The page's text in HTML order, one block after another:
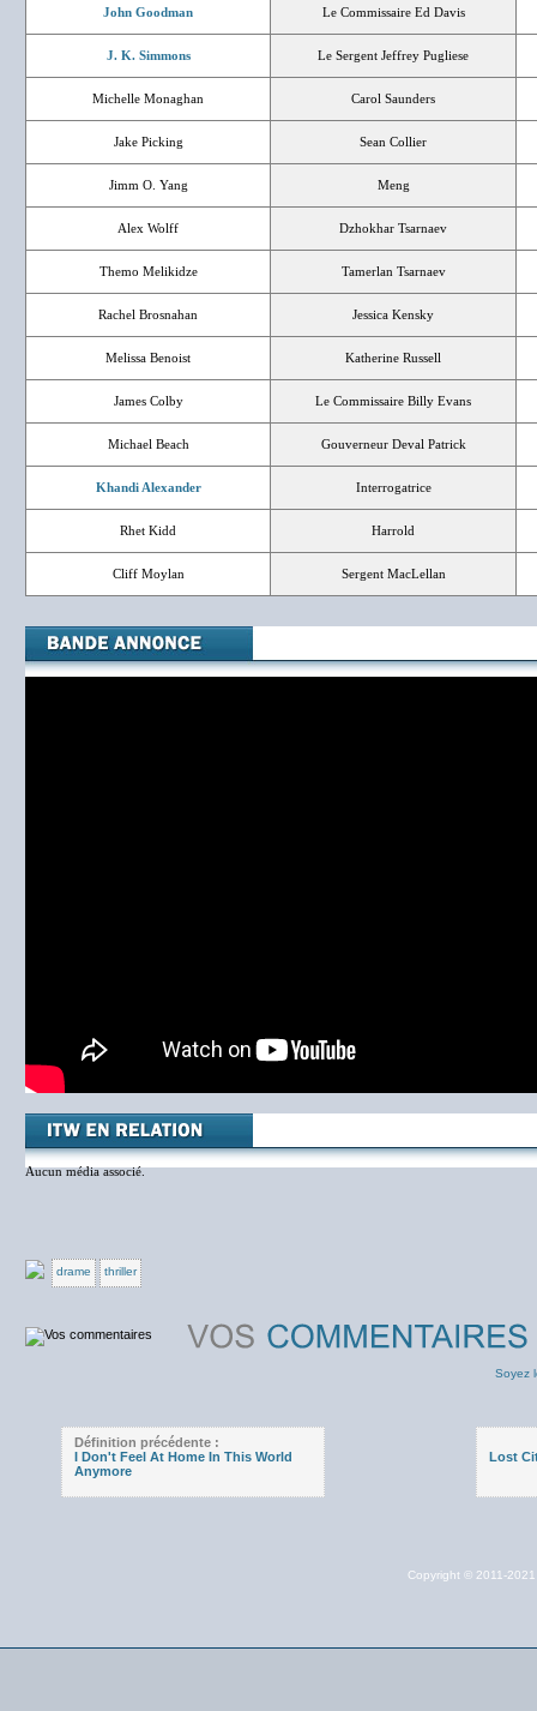
John Goodman Le Commissaire Ed Davis
J. K. Simmons Le Sergent Jeffrey Pugliese
Michelle Monaghan Carol Saunders
Jake Picking Sean Collier
Jimm O. Yang Meng
Alex Wolff Dzhokhar Tsarnaev
Themo Melikidze Tamerlan Tsarnaev
Rachel Brosnahan Jessica Kensky
Melissa Benoist Katherine Russell
James Colby Le Commissaire Billy Evans
Michael Beach Gouverneur Deval Patrick
Khandi Alexander Interrogatrice
Rhet Kidd Harrold
Cliff Moylan Sergent MacLellan
Aucun média associé.
drame thriller
Soyez
Définition précédente :
I Don't Feel At Home In This World
Anymore
Lost
Copyright © 2011-